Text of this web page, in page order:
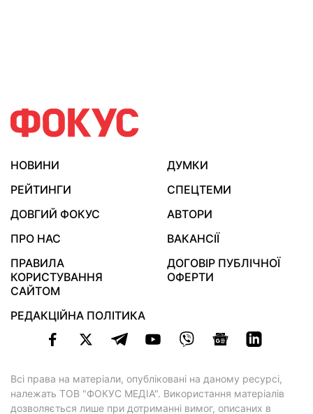
НОВИНИ
ДУМКИ
РЕЙТИНГИ
СПЕЦТЕМИ
ДОВГИЙ ФОКУС
АВТОРИ
ПРО НАС
ВАКАНСІЇ
ПРАВИЛА
КОРИСТУВАННЯ
САЙТОМ
ДОГОВІР ПУБЛІЧНОЇ
ОФЕРТИ
РЕДАКЦІЙНА ПОЛІТИКА
Всі права на матеріали, опубліковані на даному ресурсі,
належать ТОВ "ФОКУС МЕДІА". Використання матеріалів
дозволяється лише при дотриманні вимог, описаних в